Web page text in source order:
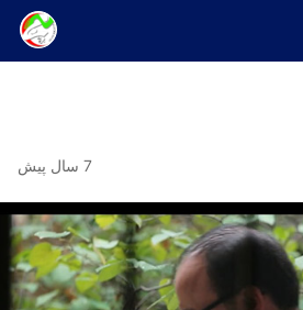
7 سال پیش